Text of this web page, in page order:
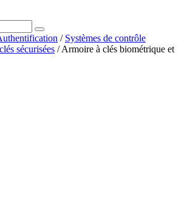
/ Systèmes de contrôle
sécurisées / Armoire à clés biométrique et